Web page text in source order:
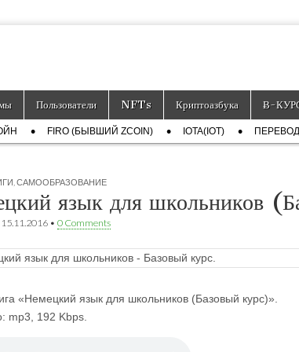
Пользователи NFTs Криптоазбука Ƀ-
FIRO (БЫВШИЙ ZCOIN) IOTA(IOT)
САМООБРАЗОВАНИЕ
язык для школьников
15.11.2016 • 0 Comments
«Немецкий язык для школьников (Базовый курс)».
mp3, 192 Kbps.